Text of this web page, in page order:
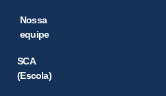
Nossa
equipe
SCA
(Escola)